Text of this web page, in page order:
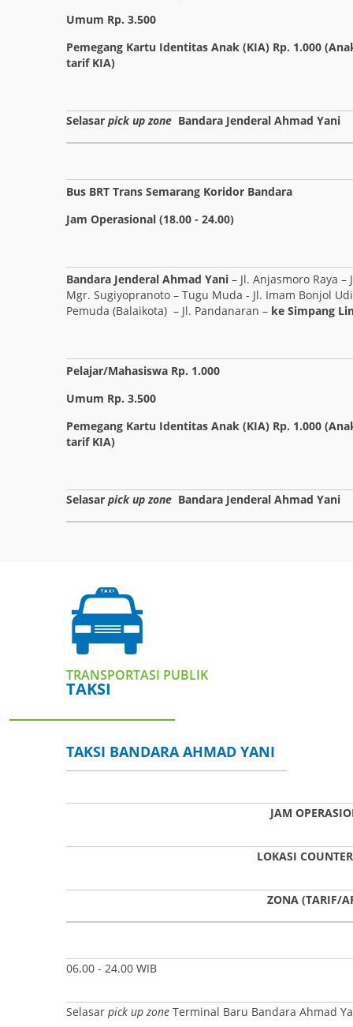
Umum Rp. 3.500
Pemegang Kartu Identitas Anak (KIA) Rp. 1.000
tarif KIA)
Selasar pick up zone Bandara Jenderal Ahmad Yani
Bus BRT Trans Semarang Koridor Bandara
Jam Operasional (18.00 - 24.00)
Bandara Jenderal Ahmad Yani – Jl. Anjasmoro Raya
Mgr. Sugiyopranoto – Tugu Muda - Jl. Imam Bonjol
Pemuda (Balaikota) – Jl. Pandanaran – ke Simpang
Pelajar/Mahasiswa Rp. 1.000
Umum Rp. 3.500
Pemegang Kartu Identitas Anak (KIA) Rp. 1.000
tarif KIA)
Selasar pick up zone Bandara Jenderal Ahmad Yani
TRANSPORTASI PUBLIK
TAKSI
TAKSI BANDARA AHMAD YANI
JAM
LOKASI
ZONA (TARIF/
06.00 - 24.00 WIB
Selasar pick up zone Terminal Baru Bandara Ahmad